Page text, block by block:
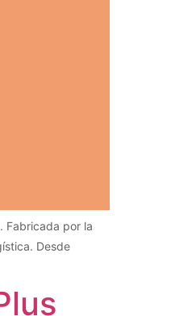
Fabricada por la
Desde